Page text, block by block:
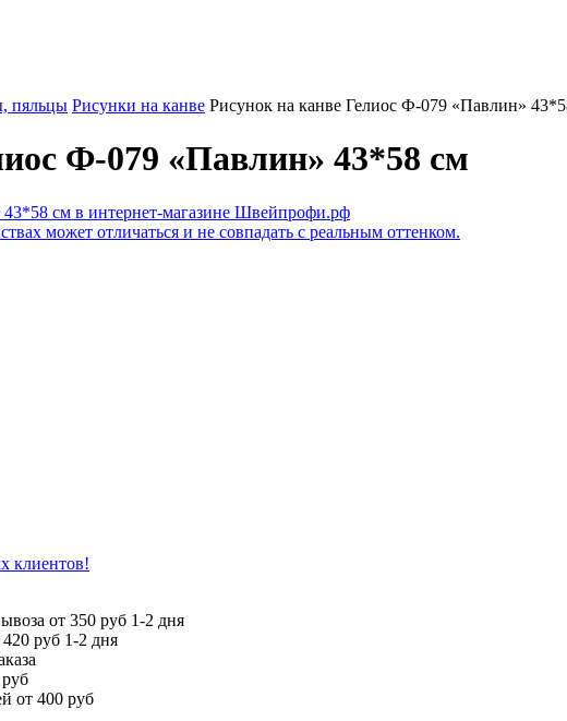
пяльцы Рисунки на канве Рисунок на канве Гелиос Ф-079 «Павлин»
Ф-079 «Павлин» 43*58 см
может отличаться и не совпадать с реальным оттенком.
клиентов!
от 350 руб 1-2 дня
руб 1-2 дня
от 400 руб